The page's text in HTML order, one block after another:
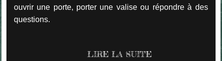
ouvrir une porte, porter une valise ou répondre à des
questions.
LIRE LA SUITE